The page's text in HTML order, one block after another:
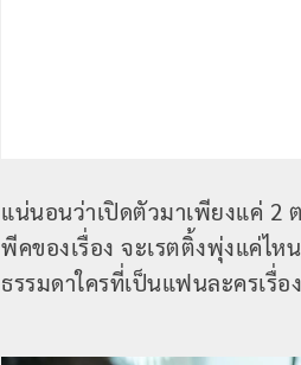
แน่นอนว่าเปิดตัวมาเพียงแค่ 2
พีคของเรื่อง จะเรตติ้งพุ่งแค่ไห
ธรรมดาใครที่เป็นแฟนละครเรื่